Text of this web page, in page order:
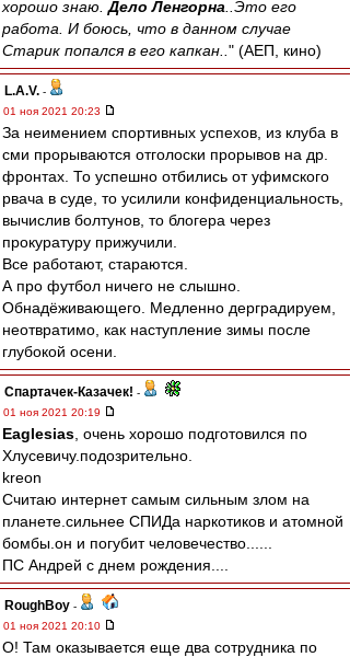
хорошо знаю.Дело Ленгорна ..Это его
работа. И боюсь, что в данном случае
Старик попался в его капкан.. " (АЕП, кино)
L.А.V. -
01 ноя 2021 20:23
За неимением спортивных успехов, из клуба в
сми прорываются отголоски прорывов на др.
фронтах. То успешно отбились от уфимского
рвача в суде, то усилили конфиденциальность,
вычислив болтунов, то блогера через
прокуратуру прижучили.
Все работают, стараются.
А про футбол ничего не слышно.
Обнадёживающего. Медленно дерградируем,
неотвратимо, как наступление зимы после
глубокой осени.
Спартачек-Казачек! -
01 ноя 2021 20:19
Eaglesias , очень хорошо подготовился по
Хлусевичу.подозрительно.
kreon
Считаю интернет самым сильным злом на
планете.сильнее СПИДа наркотиков и атомной
бомбы.он и погубит человечество......
ПС Андрей с днем рождения....
RoughBoy -
01 ноя 2021 20:10
О! Там оказывается еще два сотрудника по